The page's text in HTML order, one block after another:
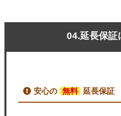
04.延長保証
安心の 無料 延長保証